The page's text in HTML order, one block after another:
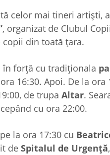
celor mai tineri artiști,
, organizat de Clubul
din toată țara.
în forță cu tradiționala
16:30. Apoi. De la
de trupa Altar.
cu ora 22:00.
la ora 17:30 cu
de Spitalul de Urgență